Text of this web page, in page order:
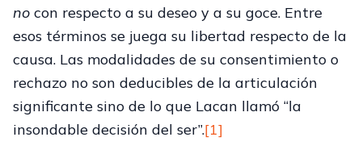
no con respecto a su deseo y a su goce. Entre
esos términos se juega su libertad respecto de la
causa. Las modalidades de su consentimiento o
rechazo no son deducibles de la articulación
significante sino de lo que Lacan llamó “la
insondable decisión del ser”.[1]